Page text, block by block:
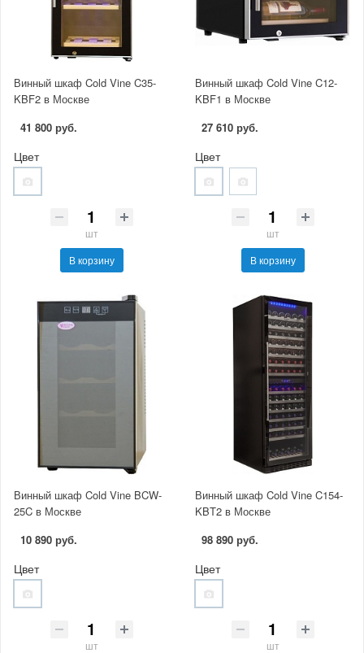
Винный шкаф Cold Vine C35-
KBF2 в Москве
41 800 руб.
Цвет
шт
В корзину
Винный шкаф Cold Vine C12-
KBF1 в Москве
27 610 руб.
Цвет
шт
В корзину
Винный шкаф Cold Vine BCW-
25C в Москве
10 890 руб.
Цвет
шт
Винный шкаф Cold Vine C154-
KBT2 в Москве
98 890 руб.
Цвет
шт